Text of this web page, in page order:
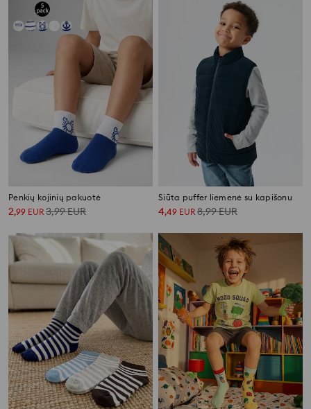
Penkių kojinių pakuotė
2,99 EUR 3,99EUR
Siūta puffer liemenė su kapišonu
4,49 EUR 8,99EUR